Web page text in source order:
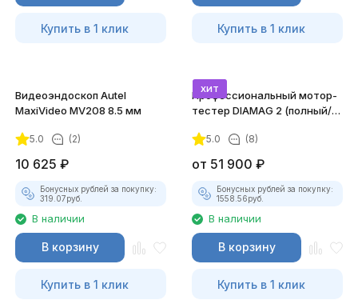
Купить в 1 клик Купить в 1 клик
Видеоэндоскоп Autel
MaxiVideo MV208 8.5 мм
5.0 (2)
10 625 ₽
Бонусных рублей за покупку:
319.07руб.
В наличии
В корзину
Купить в 1 клик
хит
Профессиональный мотор-
тестер DIAMAG 2 (полный/
5.0 (8)
от 51 900 ₽
Бонусных рублей за покупку:
1558.56руб.
В наличии
В корзину
Купить в 1 клик